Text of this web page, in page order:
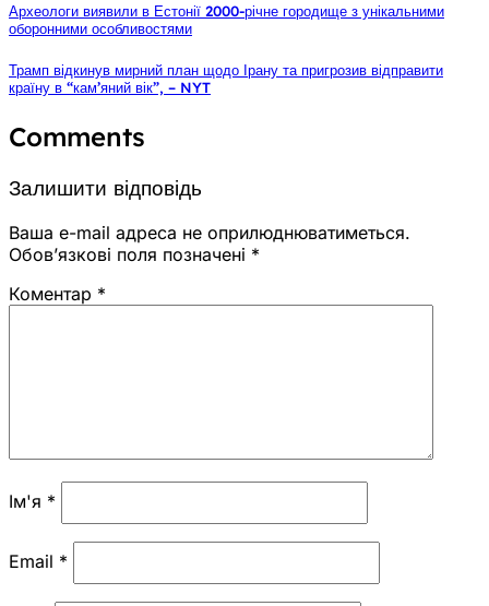
Археологи виявили в Естонії 2000-річне городище з унікальними
оборонними особливостями
Трамп відкинув мирний план щодо Ірану та пригрозив відправити
країну в “кам’яний вік”, – NYT
Comments
Залишити відповідь
Ваша e-mail адреса не оприлюднюватиметься.
Обов’язкові поля позначені *
Коментар *
Ім'я *
Email *